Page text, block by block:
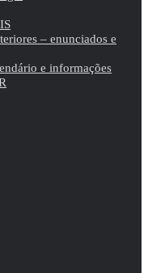
– enunciados e
e informações